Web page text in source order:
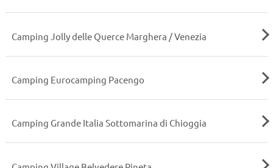
Camping Jolly delle Querce Marghera / Venezia
Camping Eurocamping Pacengo
Camping Grande Italia Sottomarina di Chioggia